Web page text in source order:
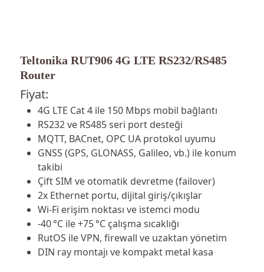
Teltonika RUT906 4G LTE RS232/RS485
Router
Fiyat:
4G LTE Cat 4 ile 150 Mbps mobil bağlantı
RS232 ve RS485 seri port desteği
MQTT, BACnet, OPC UA protokol uyumu
GNSS (GPS, GLONASS, Galileo, vb.) ile konum
takibi
Çift SIM ve otomatik devretme (failover)
2x Ethernet portu, dijital giriş/çıkışlar
Wi‑Fi erişim noktası ve istemci modu
-40 °C ile +75 °C çalışma sıcaklığı
RutOS ile VPN, firewall ve uzaktan yönetim
DIN ray montajı ve kompakt metal kasa